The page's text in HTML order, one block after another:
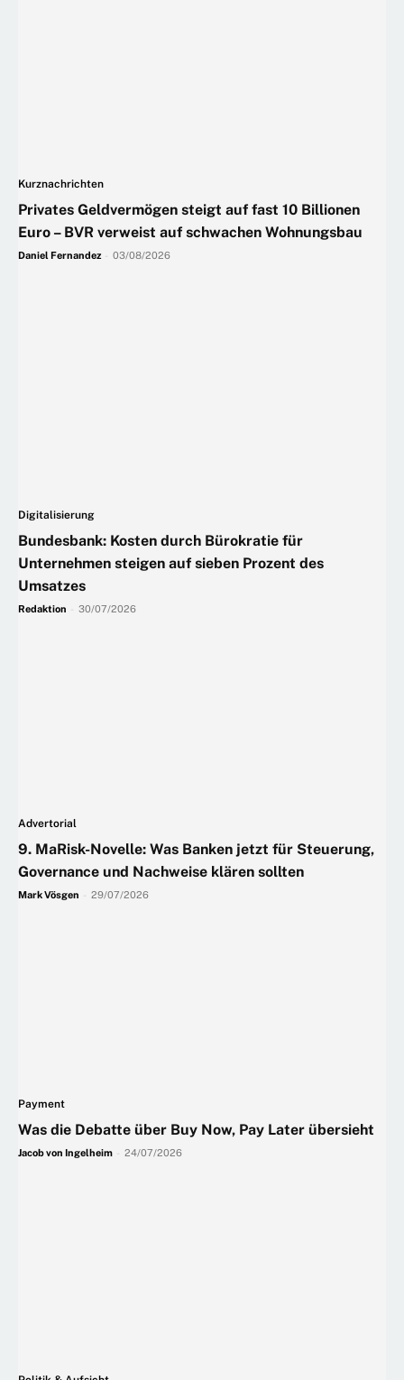
Kurznachrichten
Privates Geldvermögen steigt auf fast 10 Billionen
Euro – BVR verweist auf schwachen Wohnungsbau
Daniel Fernandez 03/08/2026
Digitalisierung
Bundesbank: Kosten durch Bürokratie für
Unternehmen steigen auf sieben Prozent des
Umsatzes
Redaktion 30/07/2026
Advertorial
9. MaRisk-Novelle: Was Banken jetzt für Steuerung,
Governance und Nachweise klären sollten
Mark Vösgen 29/07/2026
Payment
Was die Debatte über Buy Now, Pay Later übersieht
Jacob von Ingelheim 24/07/2026